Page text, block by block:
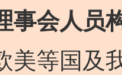
事会人员
等国及我